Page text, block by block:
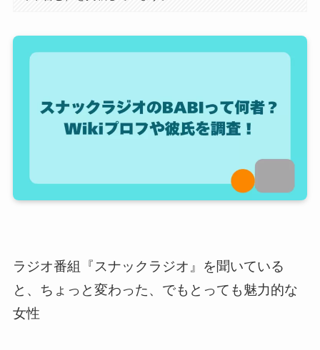
ラジオ番組『スナックラジオ』を聞いている
と、ちょっと変わった、でもとっても魅力的な
女性